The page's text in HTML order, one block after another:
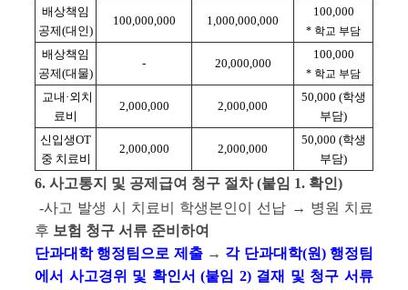
배상책임
공제(대인)
100,000,000 1,000,000,000
100,000
* 학교 부담
배상책임
공제(대물)
- 20,000,000
100,000
* 학교 부담
교내·외치
료비
2,000,000 2,000,000
50,000 (학생
부담)
신입생OT
중 치료비
2,000,000 2,000,000
50,000 (학생
부담)
6. 사고통지 및 공제급여 청구 절차 (붙임 1. 확인)
-사고 발생 시 치료비 학생본인이 선납 → 병원 치료
후 보험 청구 서류 준비하여
단과대학 행정팀으로 제출→ 각 단과대학(원) 행정팀
에서 사고경위 및 확인서 (붙임 2) 결재 및 청구 서류